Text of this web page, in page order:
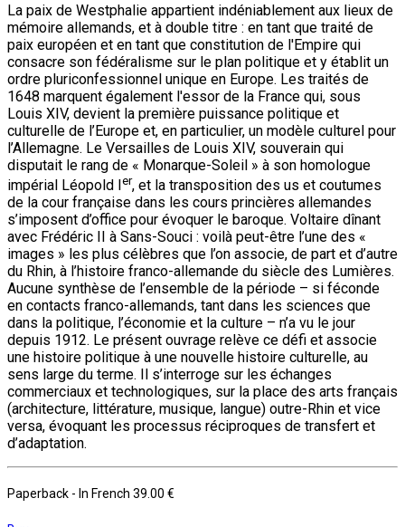
La paix de Westphalie appartient indéniablement aux lieux de
mémoire allemands, et à double titre : en tant que traité de
paix européen et en tant que constitution de l'Empire qui
consacre son fédéralisme sur le plan politique et y établit un
ordre pluriconfessionnel unique en Europe. Les traités de
1648 marquent également l'essor de la France qui, sous
Louis XIV, devient la première puissance politique et
culturelle de l’Europe et, en particulier, un modèle culturel pour
l’Allemagne. Le Versailles de Louis XIV, souverain qui
disputait le rang de « Monarque-Soleil » à son homologue
impérial Léopold Ier, et la transposition des us et coutumes
de la cour française dans les cours princières allemandes
s’imposent d’office pour évoquer le baroque. Voltaire dînant
avec Frédéric II à Sans-Souci : voilà peut-être l’une des «
images » les plus célèbres que l’on associe, de part et d’autre
du Rhin, à l’histoire franco-allemande du siècle des Lumières.
Aucune synthèse de l’ensemble de la période – si féconde
en contacts franco-allemands, tant dans les sciences que
dans la politique, l’économie et la culture – n’a vu le jour
depuis 1912. Le présent ouvrage relève ce défi et associe
une histoire politique à une nouvelle histoire culturelle, au
sens large du terme. Il s’interroge sur les échanges
commerciaux et technologiques, sur la place des arts français
(architecture, littérature, musique, langue) outre-Rhin et vice
versa, évoquant les processus réciproques de transfert et
d’adaptation.
Paperback - In French 39.00 €